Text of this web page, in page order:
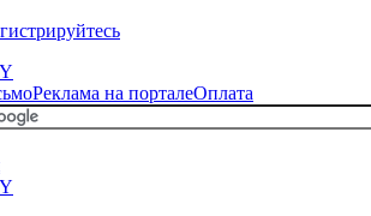
Реклама на порталеОплата